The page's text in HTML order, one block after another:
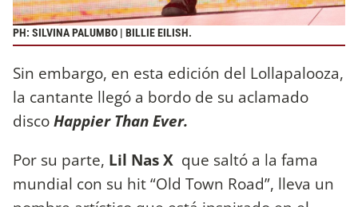
PH: SILVINA PALUMBO | BILLIE EILISH.
Sin embargo, en esta edición del Lollapalooza,
la cantante llegó a bordo de su aclamado
discoHappier Than Ever.
Por su parte, Lil Nas X que saltó a la fama
mundial con su hit “Old Town Road”, lleva un